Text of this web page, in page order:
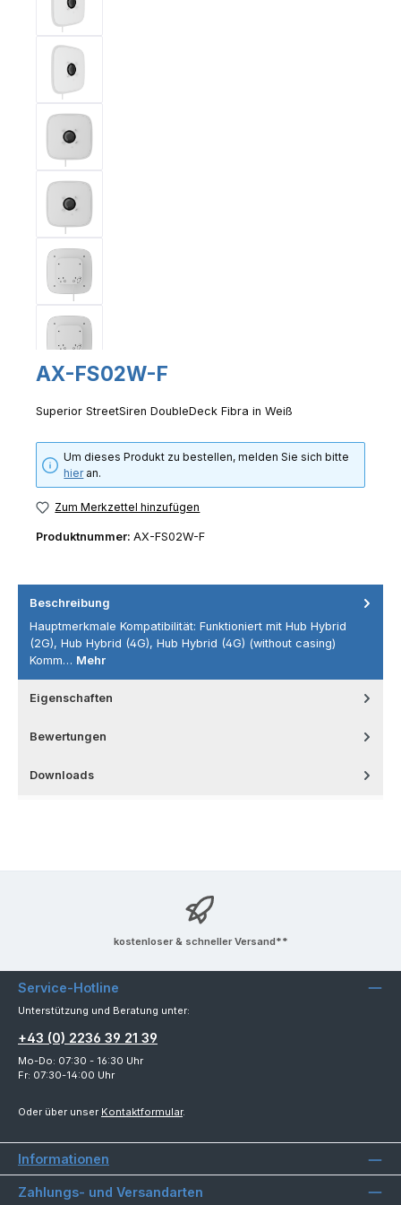
AX-FS02W-F
Superior StreetSiren DoubleDeck Fibra in Weiß
Um dieses Produkt zu bestellen, melden Sie sich bitte
hieran.
Zum Merkzettel hinzufügen
Produktnummer: AX-FS02W-F
Beschreibung
Hauptmerkmale Kompatibilität: Funktioniert mit Hub Hybrid
(2G), Hub Hybrid (4G), Hub Hybrid (4G) (without casing)
Komm… Mehr
Eigenschaften
Bewertungen
Downloads
kostenloser & schneller Versand**
Service-Hotline
Unterstützung und Beratung unter:
+43 (0) 2236 39 21 39
Mo-Do: 07:30 - 16:30 Uhr
Fr: 07:30-14:00 Uhr
Oder über unser Kontaktformular.
Informationen
Zahlungs- und Versandarten